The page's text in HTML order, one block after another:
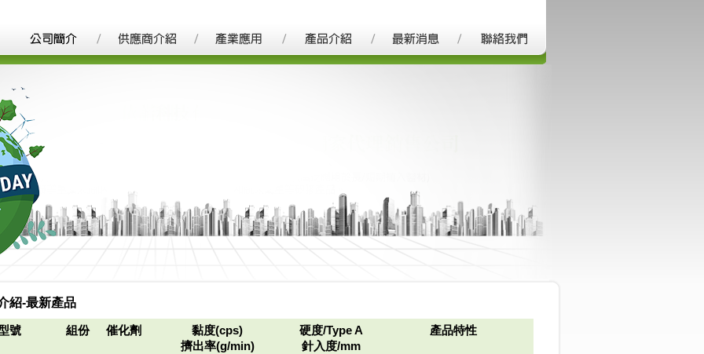
紹-最新產品
號 組份 催化劑
黏度(cps)
擠出率(g/min)
硬度/Type A
針入度/mm
產品特性